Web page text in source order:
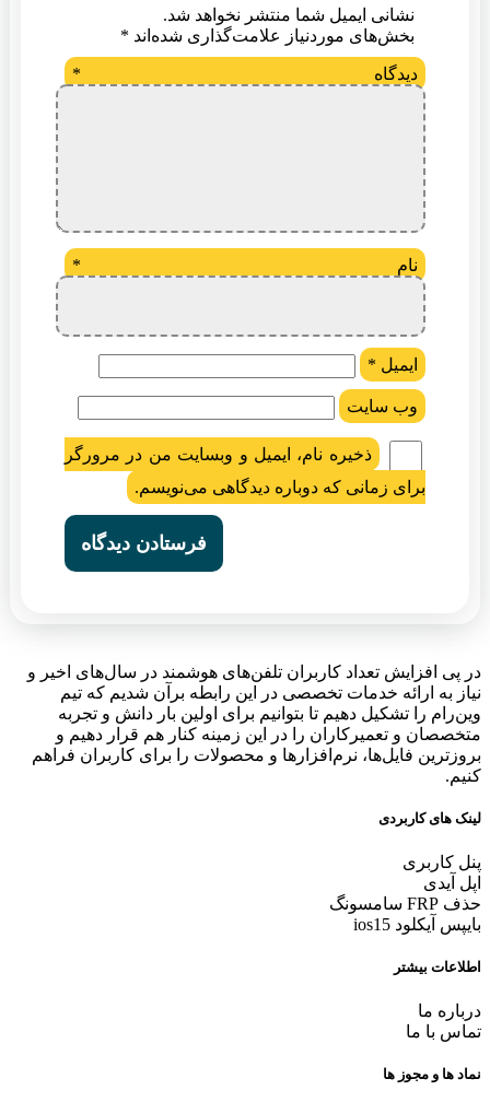
نشانی ایمیل شما منتشر نخواهد شد.
بخش‌های موردنیاز علامت‌گذاری شده‌اند *
دیدگاه *
نام *
ایمیل *
وب‌ سایت
ذخیره نام، ایمیل و وبسایت من در مرورگر
برای زمانی که دوباره دیدگاهی می‌نویسم.
در پی افزایش تعداد کاربران تلفن‌های هوشمند در سال‌های اخیر و
نیاز به ارائه خدمات تخصصی در این رابطه برآن شدیم که تیم
وین‌رام را تشکیل دهیم تا بتوانیم برای اولین بار دانش و تجربه
متخصصان و تعمیرکاران را در این زمینه کنار هم قرار دهیم و
بروزترین فایل‌ها، نرم‌افزارها و محصولات را برای کاربران فراهم
کنیم.
لینک های کاربردی
پنل کاربری
اپل آیدی
حذف FRP سامسونگ
بایپس آیکلود ios15
اطلاعات بیشتر
درباره ما
تماس با ما
نماد ها و مجوز ها